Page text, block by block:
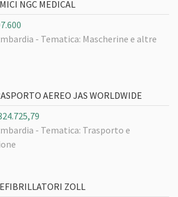
NGC MEDICAL
- Tematica: Mascherine e altre
AEREO JAS WORLDWIDE
- Tematica: Trasporto e
ZOLL